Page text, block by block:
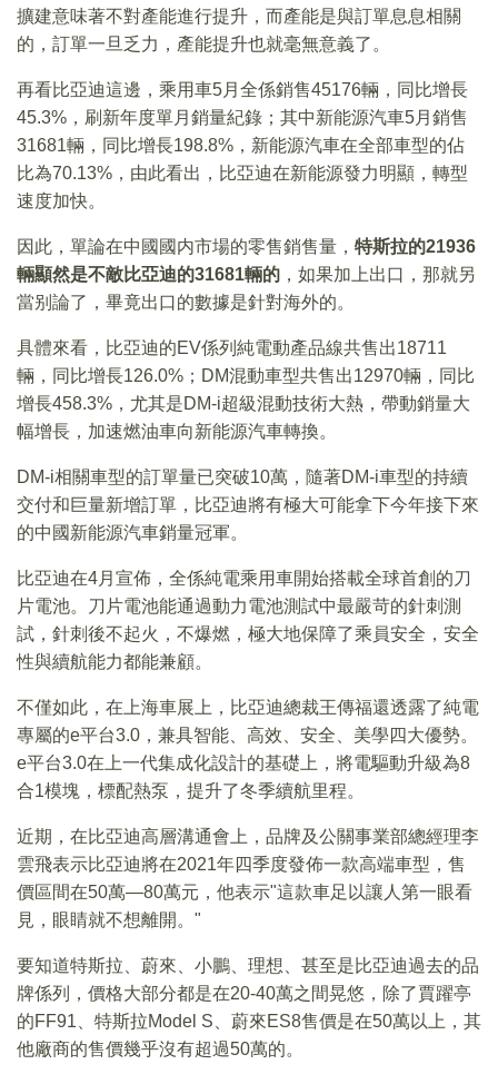
擴建意味著不對產能進行提升，而產能是與訂單息息相關
的，訂單一旦乏力，產能提升也就毫無意義了。
再看比亞迪這邊，乘用車5月全係銷售45176輛，同比增長
45.3%，刷新年度單月銷量紀錄；其中新能源汽車5月銷售
31681輛，同比增長198.8%，新能源汽車在全部車型的佔
比為70.13%，由此看出，比亞迪在新能源發力明顯，轉型
速度加快。
因此，單論在中國國内市場的零售銷售量， 特斯拉的21936
輛顯然是不敵比亞迪的31681輛的 ，如果加上出口，那就另
當别論了，畢竟出口的數據是針對海外的。
具體來看，比亞迪的EV係列純電動產品線共售出18711
輛，同比增長126.0%；DM混動車型共售出12970輛，同比
增長458.3%，尤其是DM-i超級混動技術大熱，帶動銷量大
幅增長，加速燃油車向新能源汽車轉換。
DM-i相關車型的訂單量已突破10萬，隨著DM-i車型的持續
交付和巨量新增訂單，比亞迪將有極大可能拿下今年接下來
的中國新能源汽車銷量冠軍。
比亞迪在4月宣佈，全係純電乘用車開始搭載全球首創的刀
片電池。刀片電池能通過動力電池測試中最嚴苛的針刺測
試，針刺後不起火，不爆燃，極大地保障了乘員安全，安全
性與續航能力都能兼顧。
不僅如此，在上海車展上，比亞迪總裁王傳福還透露了純電
專屬的e平台3.0，兼具智能、高效、安全、美學四大優勢。
e平台3.0在上一代集成化設計的基礎上，將電驅動升級為8
合1模塊，標配熱泵，提升了冬季續航里程。
近期，在比亞迪高層溝通會上，品牌及公關事業部總經理李
雲飛表示比亞迪將在2021年四季度發佈一款高端車型，售
價區間在50萬—80萬元，他表示"這款車足以讓人第一眼看
見，眼睛就不想離開。"
要知道特斯拉、蔚來、小鵬、理想、甚至是比亞迪過去的品
牌係列，價格大部分都是在20-40萬之間晃悠，除了賈躍亭
的FF91、特斯拉Model S、蔚來ES8售價是在50萬以上，其
他廠商的售價幾乎沒有超過50萬的。